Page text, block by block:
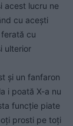
acest lucru ne
cu acești
cu
ulterior
și un fanfaron
i poată X-a nu
funcție piate
prosti pe toți